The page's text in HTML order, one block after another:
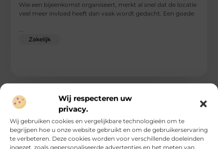
Wij respecteren uw
privacy.
Wij gebruiken cookies en vergelijkbare technologieën om te
begrijpen hoe u onze website gebruikt en om de gebruikerservaring
te verbeteren. Deze cookies worden voor verschillende doeleinden
ingezet, zoals gepersonaliseerde advertenties en het meten van
Wie een bijeenkomst organiseert, merkt al snel dat de locatie
veel meer invloed heeft dan vaak wordt gedacht. Een goede
Zakelijk